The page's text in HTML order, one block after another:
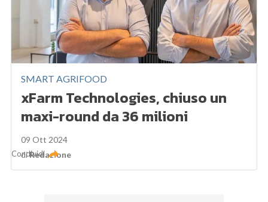
SMART AGRIFOOD
xFarm Technologies, chiuso un
maxi-round da 36 milioni
09 Ott 2024
diRedazione
Condividi